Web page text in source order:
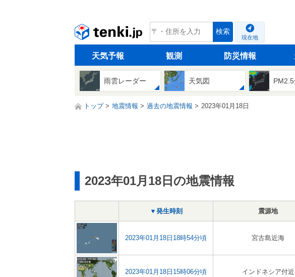
tenki.jp 検索
現在地
天気予報 観測 防災情報
雨雲レーダー 天気図
トップ 地震情報 過去の地震情報 2023年01月18日
2023年01月18日の地震情報
▼発生時刻 震源地
2023年01月18日18時54分頃 宮古島近海
2023年01月18日15時06分頃 インドネシア付近